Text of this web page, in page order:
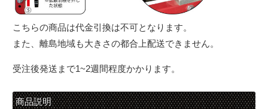
こちらの商品は代金引換は不可となります。
また、離島地域も大きさの都合上配送できません。
受注後発送まで1~2週間程度かかります。
商品説明